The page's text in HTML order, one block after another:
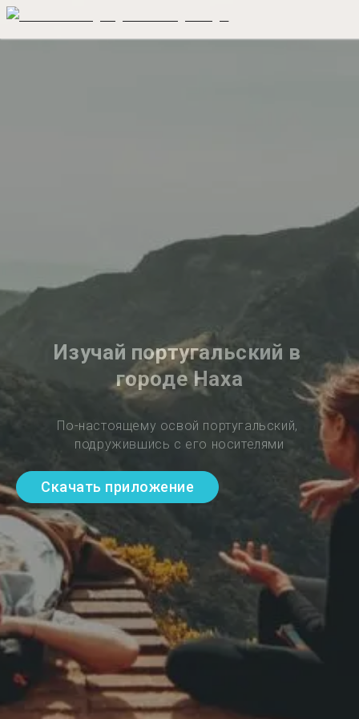
Изучай португальский в
городе Наха
По-настоящему освой португальский,
подружившись с его носителями
Скачать приложение